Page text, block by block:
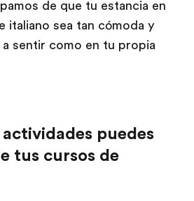
de que tu estancia en
italiano sea tan cómoda y
sentir como en tu propia
puedes
tus cursos de